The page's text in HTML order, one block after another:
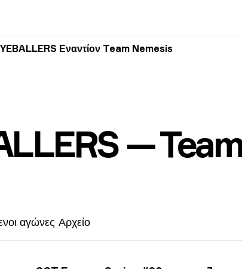
Εναντίον Team Nemesis
—
αγώνες Αρχείο